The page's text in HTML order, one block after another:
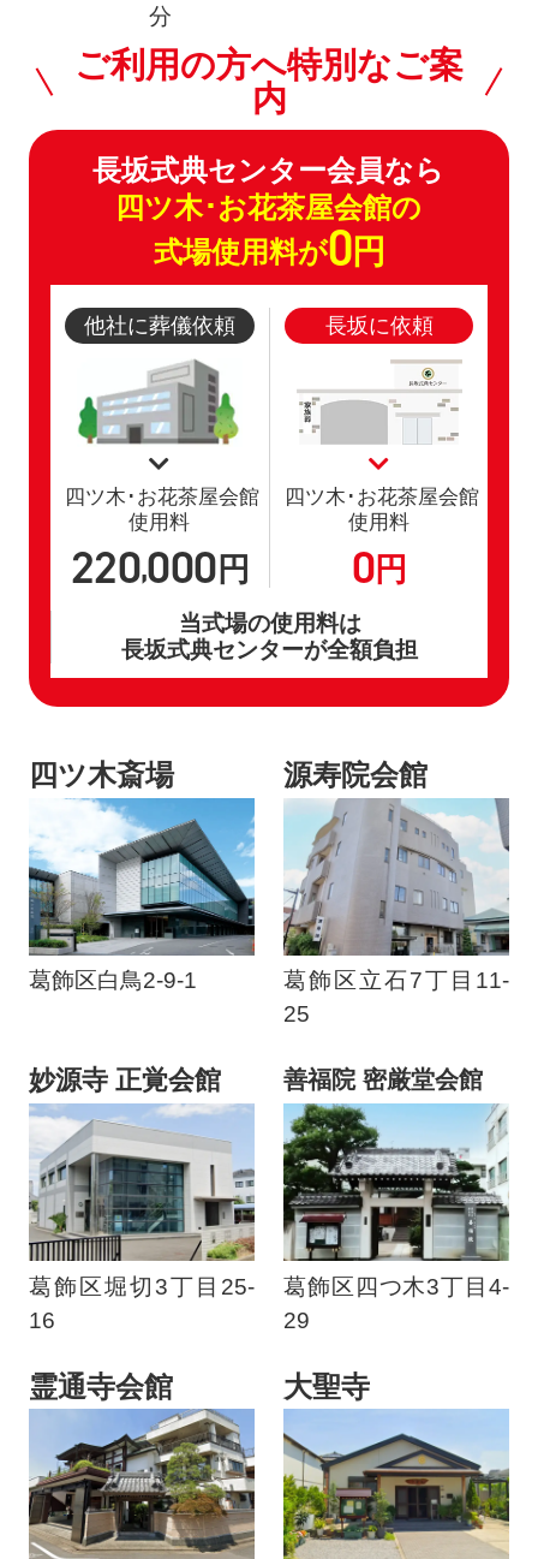
分
ご利用の方へ特別なご案
内
長坂式典センター会員なら
四ツ木･お花茶屋会館の
式場使用料が0円
他社に葬儀依頼
四ツ木･お花茶屋会館
使用料
220,000 円
長坂に依頼
四ツ木･お花茶屋会館
使用料
0円
当式場の使用料は
長坂式典センターが全額負担
四ツ木斎場
葛飾区白鳥2-9-1
源寿院会館
葛飾区立石7丁目11-
25
妙源寺 正覚会館
葛飾区堀切3丁目25-
16
善福院 密厳堂会館
葛飾区四つ木3丁目4-
29
霊通寺会館 大聖寺